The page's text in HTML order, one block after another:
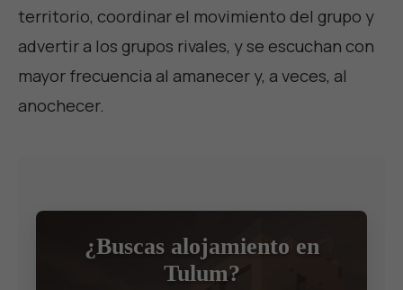
territorio, coordinar el movimiento del grupo y
advertir a los grupos rivales, y se escuchan con
mayor frecuencia al amanecer y, a veces, al
anochecer.
¿Buscas alojamiento en
Tulum?